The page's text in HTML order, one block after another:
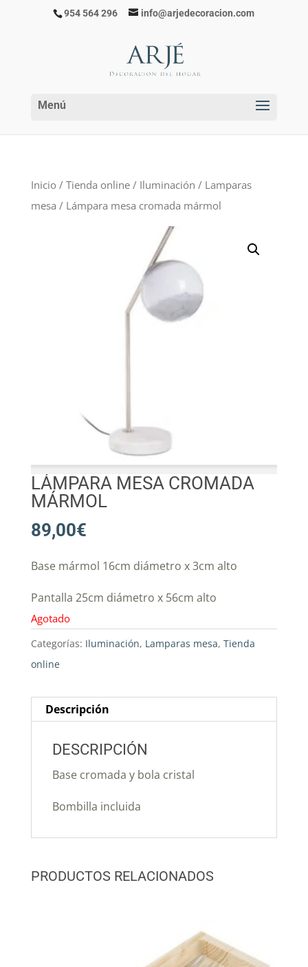
954 564 296 info@arjedecoracion.com
Inicio / Tienda online/ Iluminación / Lamparas
mesa / Lámpara mesa cromada mármol
LÁMPARA MESA CROMADA
MÁRMOL
89,00€
Base mármol 16cm diámetro x 3cm alto
Pantalla 25cm diámetro x 56cm alto
Agotado
Categorías: Iluminación, Lamparas mesa, Tienda
online
Descripción
DESCRIPCIÓN
Base cromada y bola cristal
Bombilla incluida
PRODUCTOS RELACIONADOS